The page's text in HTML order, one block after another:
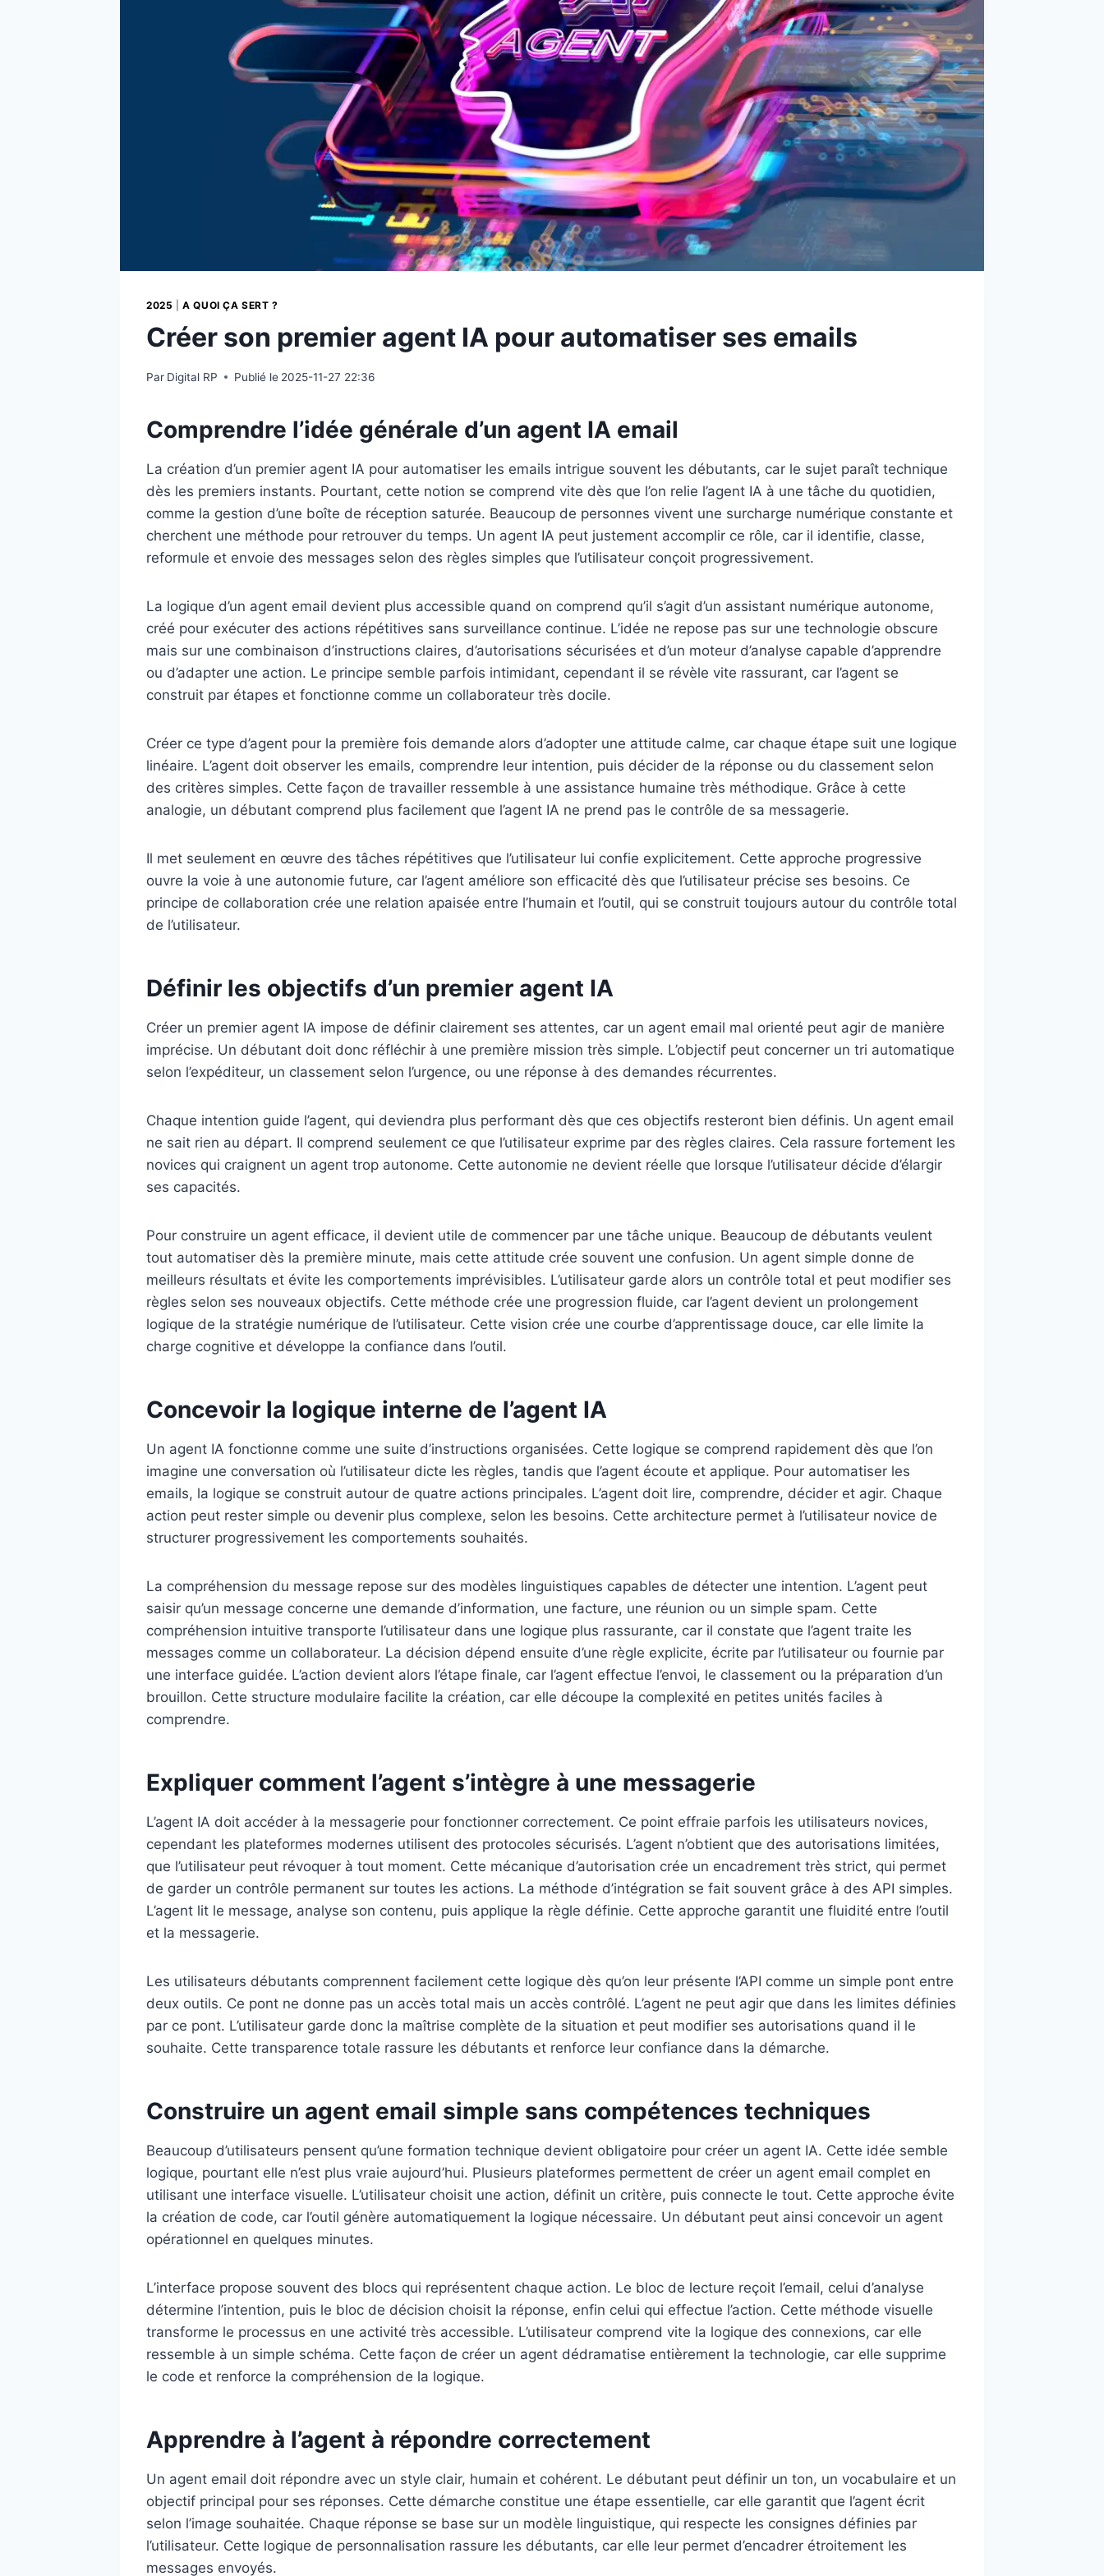
2025 |A QUOI ÇA SERT ?
Créer son premier agent IA pour automatiser ses emails
Par Digital RP Publié le 2025-11-27 22:36
Comprendre l’idée générale d’un agent IA email
La création d’un premier agent IA pour automatiser les emails intrigue souvent les débutants, car le sujet paraît technique
dès les premiers instants. Pourtant, cette notion se comprend vite dès que l’on relie l’agent IA à une tâche du quotidien,
comme la gestion d’une boîte de réception saturée. Beaucoup de personnes vivent une surcharge numérique constante et
cherchent une méthode pour retrouver du temps. Un agent IA peut justement accomplir ce rôle, car il identifie, classe,
reformule et envoie des messages selon des règles simples que l’utilisateur conçoit progressivement.
La logique d’un agent email devient plus accessible quand on comprend qu’il s’agit d’un assistant numérique autonome,
créé pour exécuter des actions répétitives sans surveillance continue. L’idée ne repose pas sur une technologie obscure
mais sur une combinaison d’instructions claires, d’autorisations sécurisées et d’un moteur d’analyse capable d’apprendre
ou d’adapter une action. Le principe semble parfois intimidant, cependant il se révèle vite rassurant, car l’agent se
construit par étapes et fonctionne comme un collaborateur très docile.
Créer ce type d’agent pour la première fois demande alors d’adopter une attitude calme, car chaque étape suit une logique
linéaire. L’agent doit observer les emails, comprendre leur intention, puis décider de la réponse ou du classement selon
des critères simples. Cette façon de travailler ressemble à une assistance humaine très méthodique. Grâce à cette
analogie, un débutant comprend plus facilement que l’agent IA ne prend pas le contrôle de sa messagerie.
Il met seulement en œuvre des tâches répétitives que l’utilisateur lui confie explicitement. Cette approche progressive
ouvre la voie à une autonomie future, car l’agent améliore son efficacité dès que l’utilisateur précise ses besoins. Ce
principe de collaboration crée une relation apaisée entre l’humain et l’outil, qui se construit toujours autour du contrôle total
de l’utilisateur.
Définir les objectifs d’un premier agent IA
Créer un premier agent IA impose de définir clairement ses attentes, car un agent email mal orienté peut agir de manière
imprécise. Un débutant doit donc réfléchir à une première mission très simple. L’objectif peut concerner un tri automatique
selon l’expéditeur, un classement selon l’urgence, ou une réponse à des demandes récurrentes.
Chaque intention guide l’agent, qui deviendra plus performant dès que ces objectifs resteront bien définis. Un agent email
ne sait rien au départ. Il comprend seulement ce que l’utilisateur exprime par des règles claires. Cela rassure fortement les
novices qui craignent un agent trop autonome. Cette autonomie ne devient réelle que lorsque l’utilisateur décide d’élargir
ses capacités.
Pour construire un agent efficace, il devient utile de commencer par une tâche unique. Beaucoup de débutants veulent
tout automatiser dès la première minute, mais cette attitude crée souvent une confusion. Un agent simple donne de
meilleurs résultats et évite les comportements imprévisibles. L’utilisateur garde alors un contrôle total et peut modifier ses
règles selon ses nouveaux objectifs. Cette méthode crée une progression fluide, car l’agent devient un prolongement
logique de la stratégie numérique de l’utilisateur. Cette vision crée une courbe d’apprentissage douce, car elle limite la
charge cognitive et développe la confiance dans l’outil.
Concevoir la logique interne de l’agent IA
Un agent IA fonctionne comme une suite d’instructions organisées. Cette logique se comprend rapidement dès que l’on
imagine une conversation où l’utilisateur dicte les règles, tandis que l’agent écoute et applique. Pour automatiser les
emails, la logique se construit autour de quatre actions principales. L’agent doit lire, comprendre, décider et agir. Chaque
action peut rester simple ou devenir plus complexe, selon les besoins. Cette architecture permet à l’utilisateur novice de
structurer progressivement les comportements souhaités.
La compréhension du message repose sur des modèles linguistiques capables de détecter une intention. L’agent peut
saisir qu’un message concerne une demande d’information, une facture, une réunion ou un simple spam. Cette
compréhension intuitive transporte l’utilisateur dans une logique plus rassurante, car il constate que l’agent traite les
messages comme un collaborateur. La décision dépend ensuite d’une règle explicite, écrite par l’utilisateur ou fournie par
une interface guidée. L’action devient alors l’étape finale, car l’agent effectue l’envoi, le classement ou la préparation d’un
brouillon. Cette structure modulaire facilite la création, car elle découpe la complexité en petites unités faciles à
comprendre.
Expliquer comment l’agent s’intègre à une messagerie
L’agent IA doit accéder à la messagerie pour fonctionner correctement. Ce point effraie parfois les utilisateurs novices,
cependant les plateformes modernes utilisent des protocoles sécurisés. L’agent n’obtient que des autorisations limitées,
que l’utilisateur peut révoquer à tout moment. Cette mécanique d’autorisation crée un encadrement très strict, qui permet
de garder un contrôle permanent sur toutes les actions. La méthode d’intégration se fait souvent grâce à des API simples.
L’agent lit le message, analyse son contenu, puis applique la règle définie. Cette approche garantit une fluidité entre l’outil
et la messagerie.
Les utilisateurs débutants comprennent facilement cette logique dès qu’on leur présente l’API comme un simple pont entre
deux outils. Ce pont ne donne pas un accès total mais un accès contrôlé. L’agent ne peut agir que dans les limites définies
par ce pont. L’utilisateur garde donc la maîtrise complète de la situation et peut modifier ses autorisations quand il le
souhaite. Cette transparence totale rassure les débutants et renforce leur confiance dans la démarche.
Construire un agent email simple sans compétences techniques
Beaucoup d’utilisateurs pensent qu’une formation technique devient obligatoire pour créer un agent IA. Cette idée semble
logique, pourtant elle n’est plus vraie aujourd’hui. Plusieurs plateformes permettent de créer un agent email complet en
utilisant une interface visuelle. L’utilisateur choisit une action, définit un critère, puis connecte le tout. Cette approche évite
la création de code, car l’outil génère automatiquement la logique nécessaire. Un débutant peut ainsi concevoir un agent
opérationnel en quelques minutes.
L’interface propose souvent des blocs qui représentent chaque action. Le bloc de lecture reçoit l’email, celui d’analyse
détermine l’intention, puis le bloc de décision choisit la réponse, enfin celui qui effectue l’action. Cette méthode visuelle
transforme le processus en une activité très accessible. L’utilisateur comprend vite la logique des connexions, car elle
ressemble à un simple schéma. Cette façon de créer un agent dédramatise entièrement la technologie, car elle supprime
le code et renforce la compréhension de la logique.
Apprendre à l’agent à répondre correctement
Un agent email doit répondre avec un style clair, humain et cohérent. Le débutant peut définir un ton, un vocabulaire et un
objectif principal pour ses réponses. Cette démarche constitue une étape essentielle, car elle garantit que l’agent écrit
selon l’image souhaitée. Chaque réponse se base sur un modèle linguistique, qui respecte les consignes définies par
l’utilisateur. Cette logique de personnalisation rassure les débutants, car elle leur permet d’encadrer étroitement les
messages envoyés.